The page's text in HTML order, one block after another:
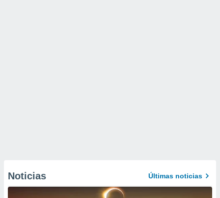
Noticias Últimas noticias